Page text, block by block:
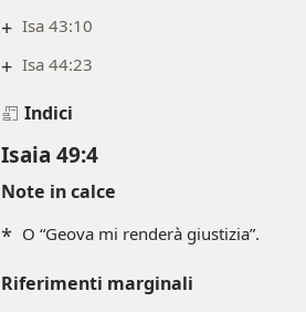
+ Isa 43:10
+ Isa 44:23
Indici
Isaia 49:4
Note in calce
* O “Geova mi renderà giustizia”.
Riferimenti marginali